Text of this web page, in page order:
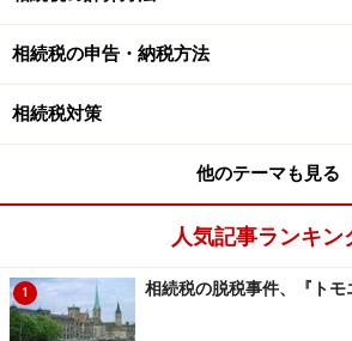
親の介護で最も貢献したの
遺産分割で親の介護の貢献について
いをする際、実際に親の介護で一番
てくれたのは、相続人ではない｢長男
多くあります。長男の妻は一切の相
相続税の申告・納税方法
相続税対策
他のテーマも見る
人気記事ランキン
1 相続税の脱税事件、『トモ